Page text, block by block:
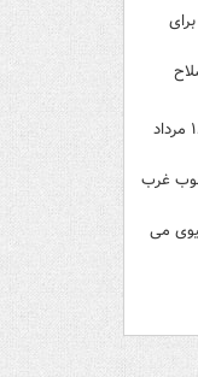
صفحه نخست روزنامه‌های یکشنبه ۱۸ مرداد
غرب
می